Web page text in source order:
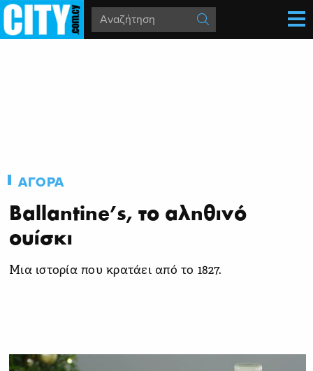
ΑΓΟΡΑ
Ballantine’s, το αληθινό
ουίσκι
Μια ιστορία που κρατάει από το 1827.